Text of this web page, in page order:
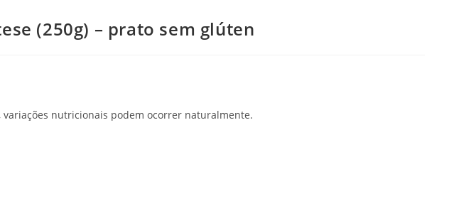
(250g) – prato sem glúten
nutricionais podem ocorrer naturalmente.